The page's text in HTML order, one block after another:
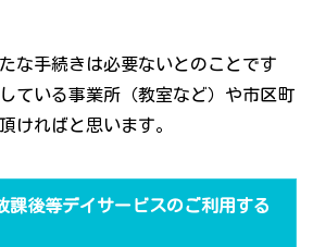
な手続きは必要ないとのことです
ている事業所（教室など）や市区町
ければと思います。
課後等デイサービスのご利用する